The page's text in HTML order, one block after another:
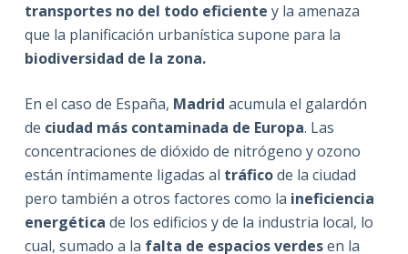
transportes no del todo eficiente y la amenaza
que la planificación urbanística supone para la
biodiversidad de la zona.
En el caso de España, Madrid acumula el galardón
de ciudad más contaminada de Europa. Las
concentraciones de dióxido de nitrógeno y ozono
están íntimamente ligadas al tráficode la ciudad
pero también a otros factores como la ineficiencia
energética de los edificios y de la industria local, lo
cual, sumado a la falta de espacios verdesen la